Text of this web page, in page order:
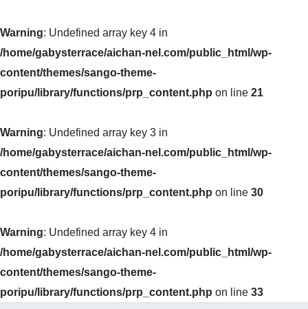
Warning: Undefined array key 4 in
/home/gabysterrace/aichan-nel.com/public_html/wp-
content/themes/sango-theme-
poripu/library/functions/prp_content.php on line 21
Warning: Undefined array key 3 in
/home/gabysterrace/aichan-nel.com/public_html/wp-
content/themes/sango-theme-
poripu/library/functions/prp_content.php on line 30
Warning: Undefined array key 4 in
/home/gabysterrace/aichan-nel.com/public_html/wp-
content/themes/sango-theme-
poripu/library/functions/prp_content.php on line 33